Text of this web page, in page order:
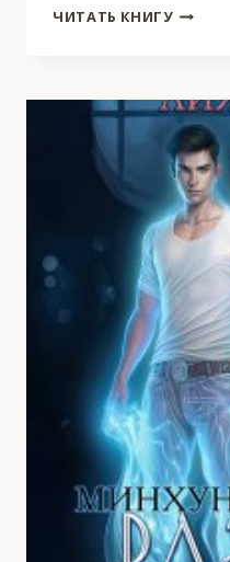
ЧИТАТЬ КНИГУУЗНИЦА